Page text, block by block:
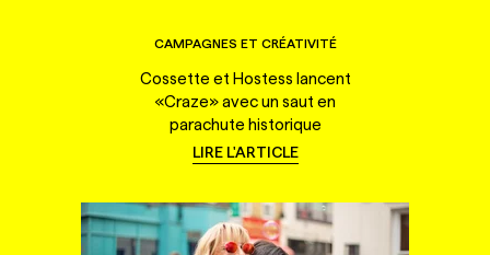
CAMPAGNES ET CRÉATIVITÉ
Cossette et Hostess lancent
«Craze» avec un saut en
parachute historique
LIRE L'ARTICLE